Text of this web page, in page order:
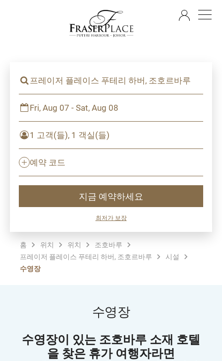
프레이저 플레이스 푸테리 하버, 조호르바루
Fri, Aug 07 - Sat, Aug 08
1 고객(들), 1 객실(들)
예약 코드
지금 예약하세요
최저가 보장
홈 위치 위치
조호바루
프레이저 플레이스 푸테리 하버, 조호르바루
시설
수영장
수영장
수영장이 있는 조호바루 소재 호텔
을 찾은 휴가 여행자라면